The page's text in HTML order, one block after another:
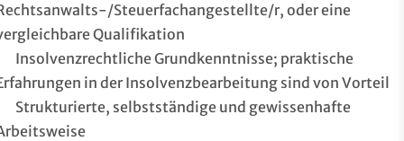
Steuerfachangestellte/r, oder eine
Qualifikation
Insolvenzrechtliche Grundkenntnisse; praktische
in der Insolvenzbearbeitung sind von Vorteil
Strukturierte, selbstständige und gewissenhafte